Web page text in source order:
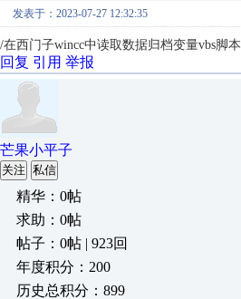
发表于：2023-07-27 12:32:35
/在西门子wincc中读取数据归档变量vbs脚本
回复 引用 举报
芒果小平子
关注 私信
精华：0帖
求助：0帖
帖子：0帖 | 923回
年度积分：200
历史总积分：899